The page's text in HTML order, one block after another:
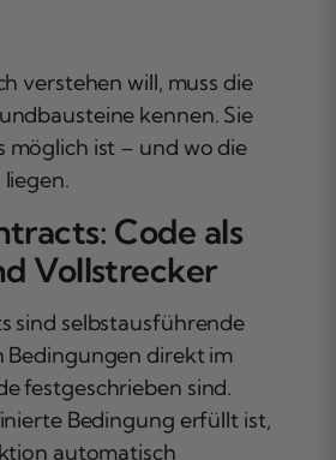
verstehen will, muss die
kennen. Sie
möglich ist – und wo die
Code als
Vollstrecker
sind selbstausführende
Bedingungen direkt im
festgeschrieben sind.
Bedingung erfüllt ist,
automatisch